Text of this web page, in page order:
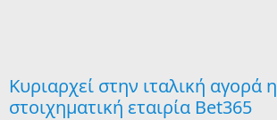
Κυριαρχεί στην ιταλική αγορά η
στοιχηματική εταιρία Bet365